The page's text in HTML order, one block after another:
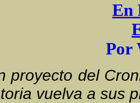
En
Por
proyecto del
vuelva a sus